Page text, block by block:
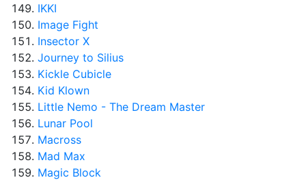
IKKI
Image Fight
Insector X
Journey to Silius
Kickle Cubicle
Kid Klown
Little Nemo - The Dream Master
Lunar Pool
Macross
Mad Max
Magic Block